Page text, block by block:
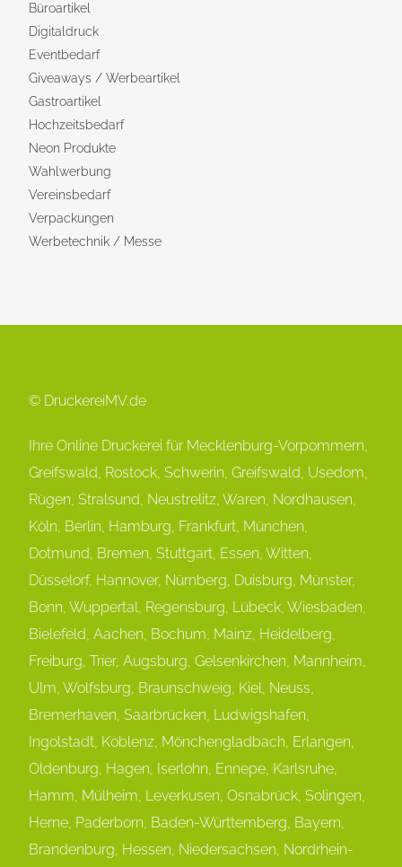
Büroartikel
Digitaldruck
Eventbedarf
Giveaways / Werbeartikel
Gastroartikel
Hochzeitsbedarf
Neon Produkte
Wahlwerbung
Vereinsbedarf
Verpackungen
Werbetechnik / Messe
© DruckereiMV.de
Ihre Online Druckerei für Mecklenburg-Vorpommern,
Greifswald, Rostock, Schwerin, Greifswald, Usedom,
Rügen, Stralsund, Neustrelitz, Waren, Nordhausen,
Köln, Berlin, Hamburg, Frankfurt, München,
Dotmund, Bremen, Stuttgart, Essen, Witten,
Düsselorf, Hannover, Nürnberg, Duisburg, Münster,
Bonn, Wuppertal, Regensburg, Lübeck, Wiesbaden,
Bielefeld, Aachen, Bochum, Mainz, Heidelberg,
Freiburg, Trier, Augsburg, Gelsenkirchen, Mannheim,
Ulm, Wolfsburg, Braunschweig, Kiel, Neuss,
Bremerhaven, Saarbrücken, Ludwigshafen,
Ingolstadt, Koblenz, Mönchengladbach, Erlangen,
Oldenburg, Hagen, Iserlohn, Ennepe, Karlsruhe,
Hamm, Mülheim, Leverkusen, Osnabrück, Solingen,
Herne, Paderborn, Baden-Württemberg, Bayern,
Brandenburg, Hessen, Niedersachsen, Nordrhein-